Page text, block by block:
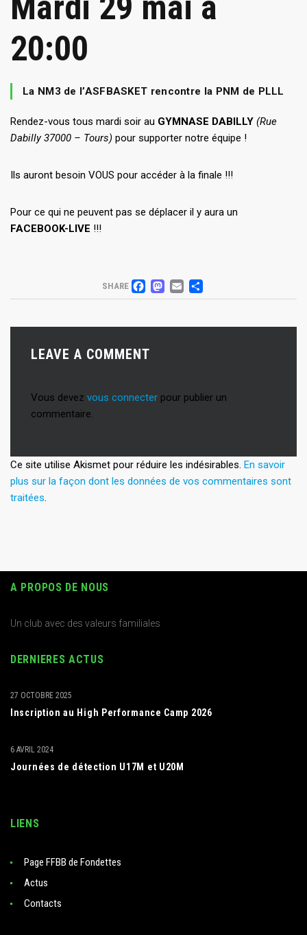
20:00
La NM3 de l’ASFBASKET rencontre la PNM de PLLL
Rendez-vous tous mardi soir au GYMNASE DABILLY (Rue
Dabilly 37000 – Tours) pour supporter notre équipe !
Ils auront besoin VOUS pour accéder à la finale !!!
Pour ce qui ne peuvent pas se déplacer il y aura un
FACEBOOK-LIVE !!!
SHARE FACEBOOK
MASTODON
EMAIL
PARTAGER
LEAVE A COMMENT
Vous devez vous connecter pour publier un
commentaire.
Ce site utilise Akismet pour réduire les indésirables. En savoir
plus sur la façon dont les données de vos commentaires sont
traitées.
A PROPOS DE NOUS
Un club avec des valeurs familiales
DERNIERES ACTUS
Inscription au High Performance Camp 2026
27 OCTOBRE 2025
Journées de détection U17M et U20M
6 AVRIL 2024
LIENS
Page FFBB de Fondettes
Actus
Contacts